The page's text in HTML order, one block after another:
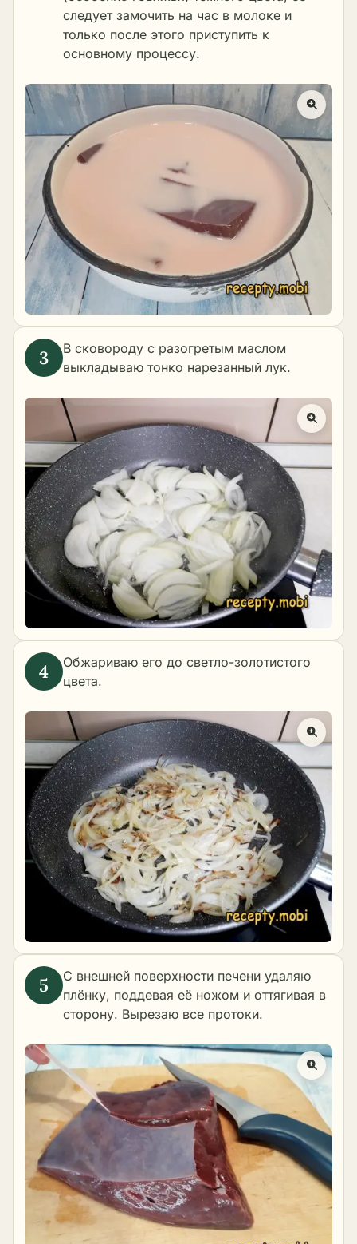
следует замочить на час в молоке и
только после этого приступить к
основному процессу.
В сковороду с разогретым маслом
выкладываю тонко нарезанный лук.
Обжариваю его до светло-золотистого
цвета.
С внешней поверхности печени удаляю
плёнку, поддевая её ножом и оттягивая в
сторону. Вырезаю все протоки.